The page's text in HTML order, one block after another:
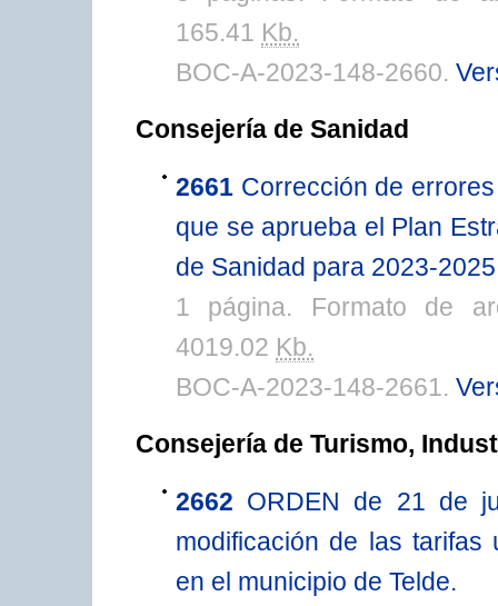
165.41 Kb.
BOC-A-2023-148-2660.
Consejería de Sanidad
2661 Corrección de
que se aprueba el Plan
de Sanidad para 2023-
1 página. Formato de
4019.02 Kb.
BOC-A-2023-148-2661.
Consejería de Turismo,
2662 ORDEN de 21 de
modificación de las
en el municipio de Telde.